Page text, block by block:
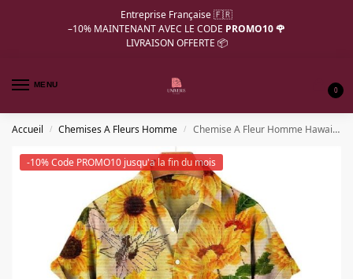
Entreprise Française 🇫🇷
–10% MAINTENANT AVEC LE CODE PROMO10 🌹
LIVRAISON OFFERTE 📦
MENU
0
Accueil / Chemises A Fleurs Homme / Chemise A Fleur Homme Hawaiienne Oversize
-10% Code PROMO10 jusqu'a la fin du mois